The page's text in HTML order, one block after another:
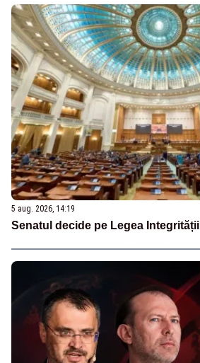
5 aug. 2026, 14:19
Senatul decide pe Legea Integrității